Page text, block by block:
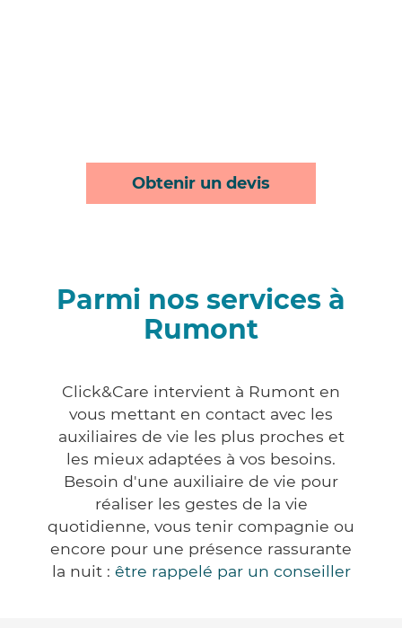
Obtenir un devis
Parmi nos services à
Rumont
Click&Care intervient à Rumont en
vous mettant en contact avec les
auxiliaires de vie les plus proches et
les mieux adaptées à vos besoins.
Besoin d'une auxiliaire de vie pour
réaliser les gestes de la vie
quotidienne, vous tenir compagnie ou
encore pour une présence rassurante
la nuit : être rappelé par un conseiller